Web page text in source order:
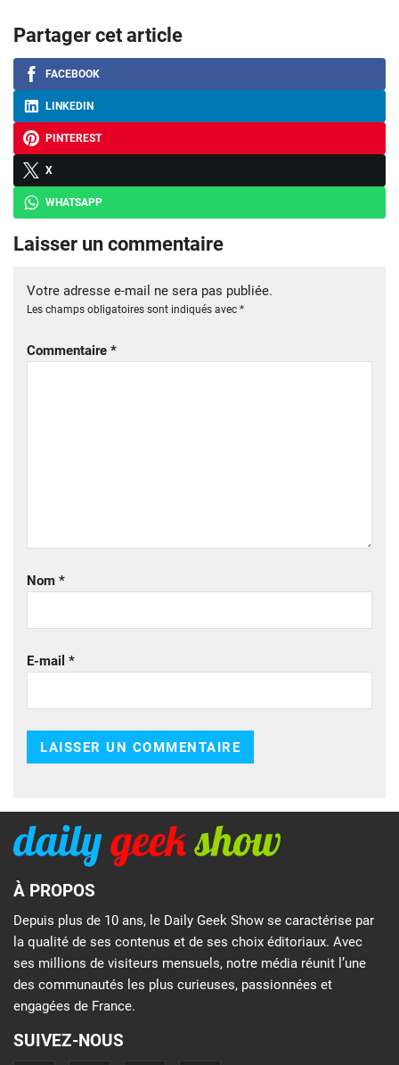
Partager cet article
FACEBOOK
LINKEDIN
PINTEREST
X
WHATSAPP
Laisser un commentaire
Votre adresse e-mail ne sera pas publiée.
Les champs obligatoires sont indiqués avec *
Commentaire *
Nom *
E-mail *
À PROPOS
Depuis plus de 10 ans, le Daily Geek Show se caractérise par
la qualité de ses contenus et de ses choix éditoriaux. Avec
ses millions de visiteurs mensuels, notre média réunit l’une
des communautés les plus curieuses, passionnées et
engagées de France.
SUIVEZ-NOUS